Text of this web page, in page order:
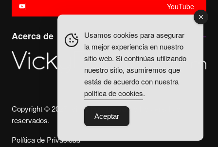
YouTube
Acerca de
Copyright © 2025. Vicky Fuentes Todos los derechos
reservados.
Política de Privacidad
Usamos cookies para asegurar
la mejor experiencia en nuestro
sitio web. Si continúas utilizando
nuestro sitio, asumiremos que
estás de acuerdo con nuestra
política de cookies.
Aceptar